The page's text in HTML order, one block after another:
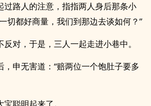
过路人的注意，指指两人身后那条小
切都好商量，我们到那边去谈如何？”
对，于是，三人一起走进小巷中。
，申无害道：“赔两位一个饱肚子要多